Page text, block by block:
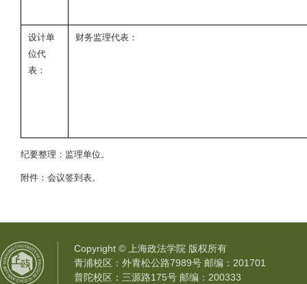
设计单
位代
表：
财务监理代表：
纪要整理：监理单位。
附件：会议签到表。
Copyright © 上海政法学院 版权所有
青浦校区：外青松公路7989号 邮编：201701
普陀校区：三源路175号 邮编：200333